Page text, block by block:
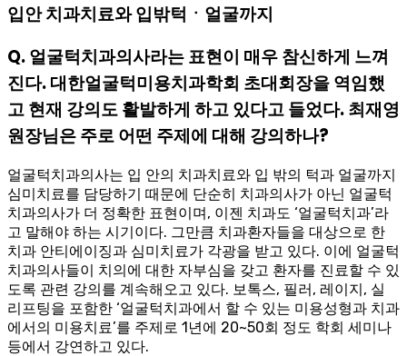
입안 치과치료와 입밖턱ㆍ얼굴까지
Q. 얼굴턱치과의사라는 표현이 매우 참신하게 느껴
진다. 대한얼굴턱미용치과학회 초대회장을 역임했
고 현재 강의도 활발하게 하고 있다고 들었다. 최재영
원장님은 주로 어떤 주제에 대해 강의하나?
얼굴턱치과의사는 입 안의 치과치료와 입 밖의 턱과 얼굴까지
심미치료를 담당하기 때문에 단순히 치과의사가 아닌 얼굴턱
치과의사가 더 정확한 표현이며, 이젠 치과도 ‘얼굴턱치과’라
고 말해야 하는 시기이다. 그만큼 치과환자들을 대상으로 한
치과 안티에이징과 심미치료가 각광을 받고 있다. 이에 얼굴턱
치과의사들이 치의에 대한 자부심을 갖고 환자를 진료할 수 있
도록 관련 강의를 계속해오고 있다. 보톡스, 필러, 레이지, 실
리프팅을 포함한 ‘얼굴턱치과에서 할 수 있는 미용성형과 치과
에서의 미용치료’를 주제로 1년에 20~50회 정도 학회 세미나
등에서 강연하고 있다.